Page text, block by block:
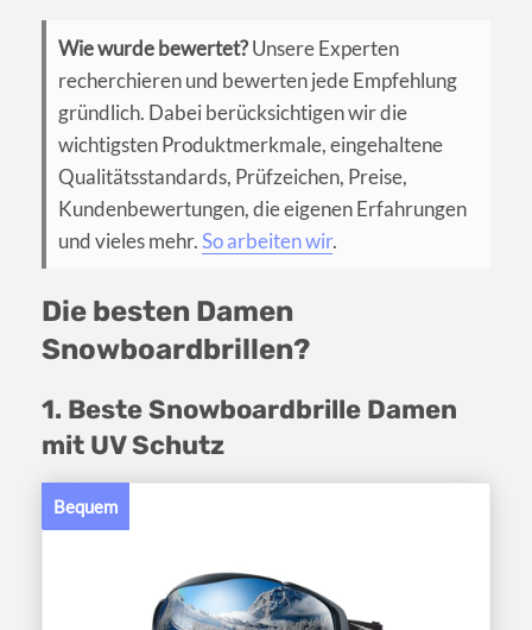
Wie wurde bewertet?Unsere Experten
recherchieren und bewerten jede Empfehlung
gründlich. Dabei berücksichtigen wir die
wichtigsten Produktmerkmale, eingehaltene
Qualitätsstandards, Prüfzeichen, Preise,
Kundenbewertungen, die eigenen Erfahrungen
und vieles mehr.So arbeiten wir.
Die besten Damen
Snowboardbrillen?
1. Beste Snowboardbrille Damen
mit UV Schutz
Bequem